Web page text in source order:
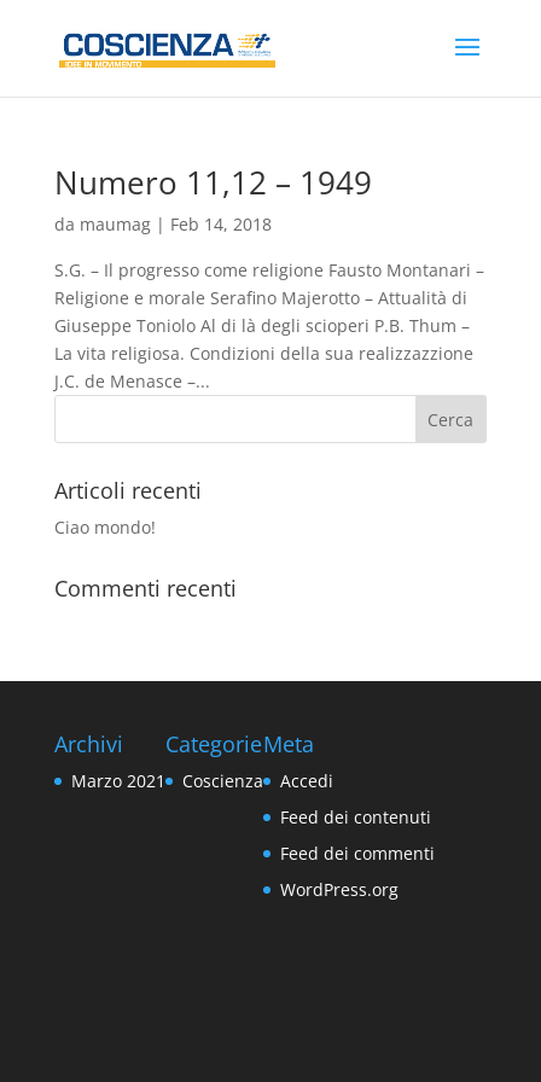
Numero 11,12 – 1949
da maumag| Feb 14, 2018
S.G. – Il progresso come religione Fausto Montanari –
Religione e morale Serafino Majerotto – Attualità di
Giuseppe Toniolo Al di là degli scioperi P.B. Thum –
La vita religiosa. Condizioni della sua realizzazzione
J.C. de Menasce –...
Articoli recenti
Ciao mondo!
Commenti recenti
Archivi
Marzo 2021
Categorie
Coscienza
Meta
Accedi
Feed dei contenuti
Feed dei commenti
WordPress.org